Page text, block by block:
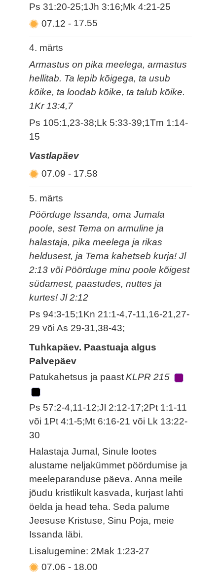
Ps 31:20-25;1Jh 3:16;Mk 4:21-25
07.12- 17.55
4. märts
Armastus on pika meelega, armastus
hellitab. Ta lepib kõigega, ta usub
kõike, ta loodab kõike, ta talub kõike.
1Kr 13:4,7
Ps 105:1,23-38;Lk 5:33-39;1Tm 1:14-
15
Vastlapäev
07.09- 17.58
5. märts
Pöörduge Issanda, oma Jumala
poole, sest Tema on armuline ja
halastaja, pika meelega ja rikas
heldusest, ja Tema kahetseb kurja! Jl
2:13 või Pöörduge minu poole kõigest
südamest, paastudes, nuttes ja
kurtes! Jl 2:12
Ps 94:3-15;1Kn 21:1-4,7-11,16-21,27-
29 või As 29-31,38-43;
Tuhkapäev. Paastuaja algus
Palvepäev
Patukahetsus ja paastKLPR 215
Ps 57:2-4,11-12;Jl 2:12-17;2Pt 1:1-11
või 1Pt 4:1-5;Mt 6:16-21 või Lk 13:22-
30
Halastaja Jumal, Sinule lootes
alustame neljakümmet pöördumise ja
meeleparanduse päeva. Anna meile
jõudu kristlikult kasvada, kurjast lahti
öelda ja head teha. Seda palume
Jeesuse Kristuse, Sinu Poja, meie
Issanda läbi.
Lisalugemine: 2Mak 1:23-27
07.06- 18.00